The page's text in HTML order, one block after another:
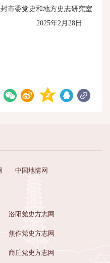
史和地方史志研究室
年2月28日
中国地情网
洛阳党史方志网
焦作党史方志网
商丘党史方志网